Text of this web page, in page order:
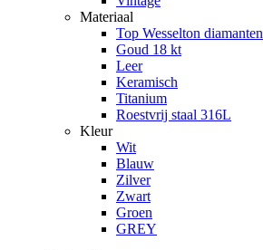
Materiaal
Top Wesselton diamanten
Goud 18 kt
Leer
Keramisch
Titanium
Roestvrij staal 316L
Kleur
Wit
Blauw
Zilver
Zwart
Groen
GREY